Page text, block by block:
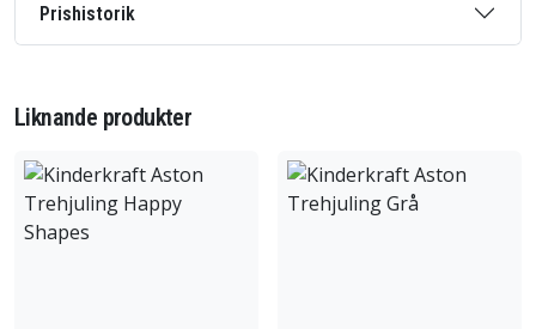
Prishistorik
Liknande produkter